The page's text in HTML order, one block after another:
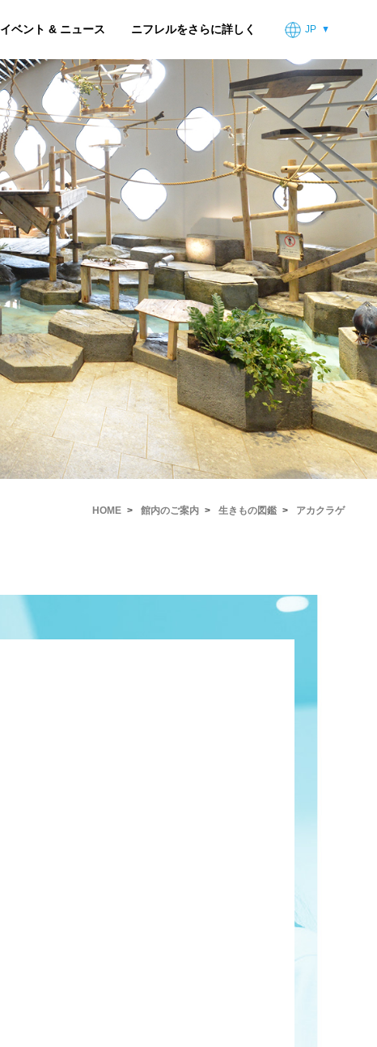
JP
イベント & ニュース ニフレルをさらに詳しく
HOME 館内のご案内 生きもの図鑑 アカクラゲ